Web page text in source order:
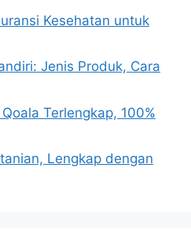
Kesehatan untuk
Jenis Produk, Cara
Terlengkap, 100%
Lengkap dengan